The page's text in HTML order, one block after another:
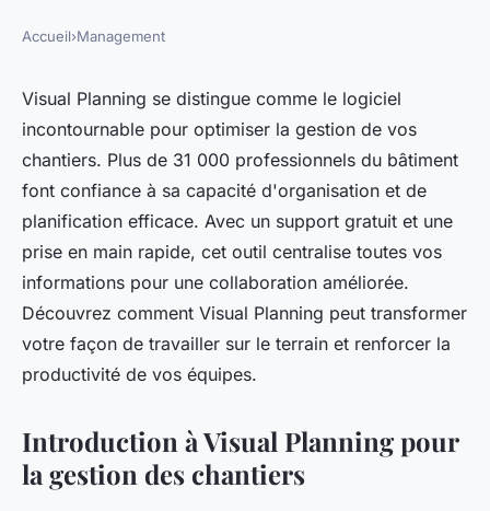
MANAGEMENT
Découvrez Visual planning : le
logiciel idéal pour vos
chantiers
pascale•12 avril 2025•5 min de lecture
Accueil›Management
Visual Planning se distingue comme le logiciel
incontournable pour optimiser la gestion de vos
chantiers. Plus de 31 000 professionnels du bâtiment
font confiance à sa capacité d'organisation et de
planification efficace. Avec un support gratuit et une
prise en main rapide, cet outil centralise toutes vos
informations pour une collaboration améliorée.
Découvrez comment Visual Planning peut transformer
votre façon de travailler sur le terrain et renforcer la
productivité de vos équipes.
Introduction à Visual Planning pour
la gestion des chantiers